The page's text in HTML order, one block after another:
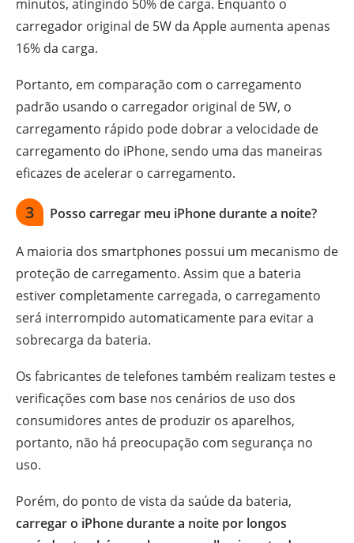
minutos, atingindo 50% de carga. Enquanto o
carregador original de 5W da Apple aumenta apenas
16% da carga.
Portanto, em comparação com o carregamento
padrão usando o carregador original de 5W, o
carregamento rápido pode dobrar a velocidade de
carregamento do iPhone, sendo uma das maneiras
eficazes de acelerar o carregamento.
3 Posso carregar meu iPhone durante a noite?
A maioria dos smartphones possui um mecanismo de
proteção de carregamento. Assim que a bateria
estiver completamente carregada, o carregamento
será interrompido automaticamente para evitar a
sobrecarga da bateria.
Os fabricantes de telefones também realizam testes e
verificações com base nos cenários de uso dos
consumidores antes de produzir os aparelhos,
portanto, não há preocupação com segurança no
uso.
Porém, do ponto de vista da saúde da bateria,
carregar o iPhone durante a noite por longos